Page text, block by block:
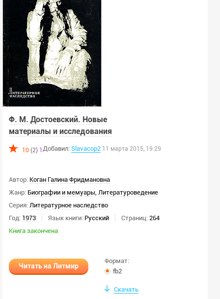
Ф. М. Достоевский. Новые
материалы и исследования
10 (2) 1Добавил: Slavacop2 11 марта 2015, 19:29
Автор: Коган Галина Фридмановна
Жанр: Биографии и мемуары,Литературоведение
Серия: Литературное наследство
Год: 1973 Язык книги: Русский Страниц: 264
Книга закончена
Читать на Литмир
Формат:
fb2
Скачать